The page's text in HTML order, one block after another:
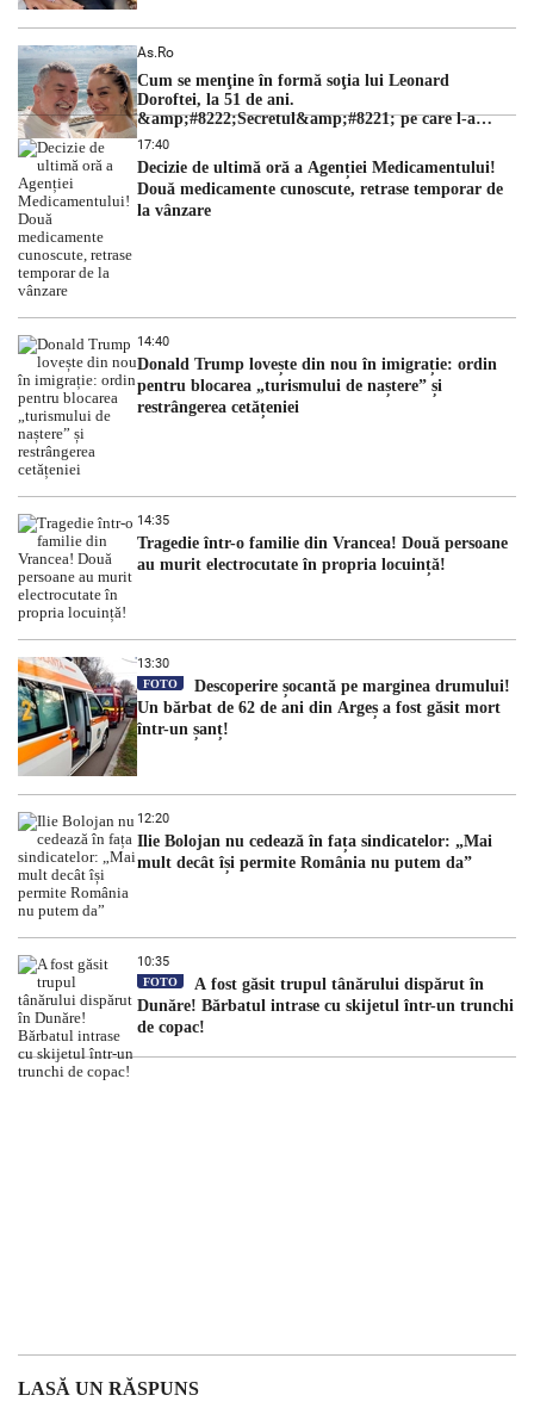
As.ro
Cum se menţine în formă soţia lui Leonard
Doroftei, la 51 de ani.
&amp;#8222;Secretul&amp;#8221; pe care l-a
dezvăluit
17:40
Decizie de ultimă oră a Agenției Medicamentului!
Două medicamente cunoscute, retrase temporar de
la vânzare
14:40
Donald Trump lovește din nou în imigrație: ordin
pentru blocarea „turismului de naștere” și
restrângerea cetățeniei
14:35
Tragedie într-o familie din Vrancea! Două persoane
au murit electrocutate în propria locuință!
13:30
FOTO
Descoperire șocantă pe marginea drumului!
Un bărbat de 62 de ani din Argeș a fost găsit mort
într-un șanț!
12:20
Ilie Bolojan nu cedează în fața sindicatelor: „Mai
mult decât își permite România nu putem da”
10:35
FOTO
A fost găsit trupul tânărului dispărut în
Dunăre! Bărbatul intrase cu skijetul într-un trunchi
de copac!
LASĂ UN RĂSPUNS